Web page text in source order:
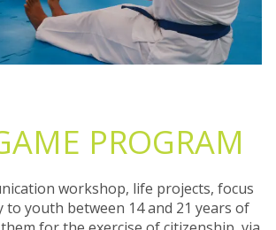
PROGRAM
workshop, life projects, focus
to youth between 14 and 21 years of